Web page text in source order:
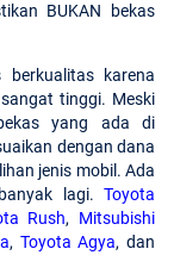
BUKAN bekas
karena
tinggi. Meski
yang ada di
dengan dana
jenis mobil. Ada
lagi. Toyota
Rush, Mitsubishi
, Toyota Agya, dan